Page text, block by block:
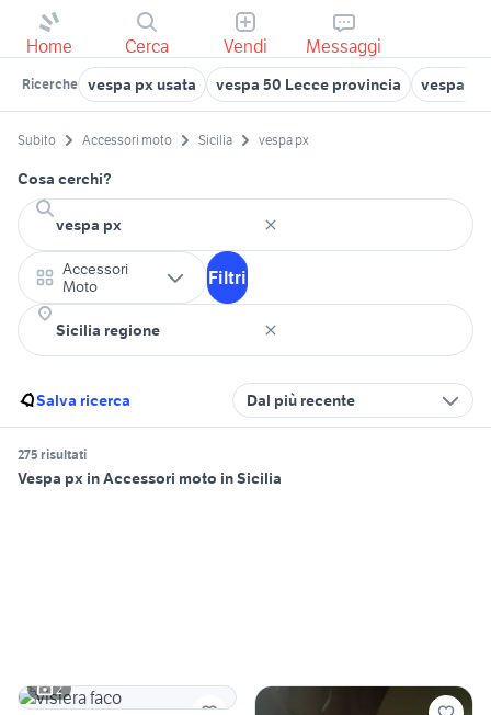
Home Cerca Vendi Messaggi
Ricerche vespa px usata vespa 50 Lecce provincia vespa px
Subito Accessori moto Sicilia vespa px
Cosa cerchi?
Accessori
Moto
Filtri
Salva ricerca Dal più recente
275 risultati
Vespa px in Accessori moto in Sicilia
2